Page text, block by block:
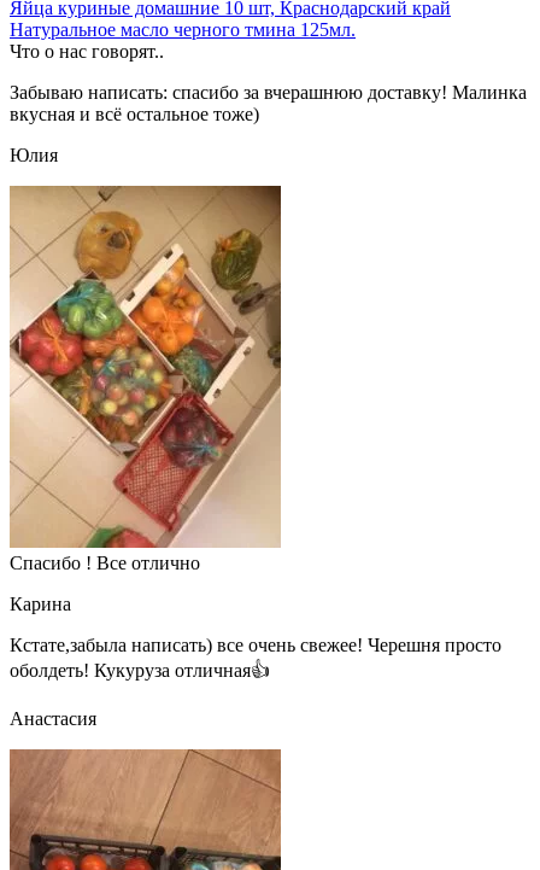
Яйца куриные домашние 10 шт, Краснодарский край
Натуральное масло черного тмина 125мл.
Что о нас говорят..
Забываю написать: спасибо за вчерашнюю доставку! Малинка
вкусная и всё остальное тоже)
Юлия
Спасибо ! Все отлично
Карина
Кстате,забыла написать) все очень свежее! Черешня просто
оболдеть! Кукуруза отличная👍
Анастасия